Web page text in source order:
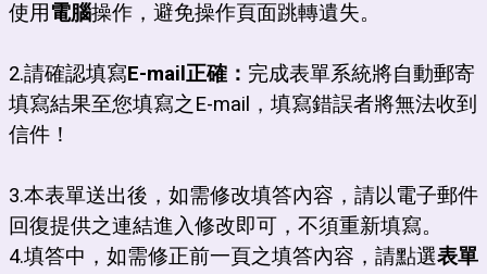
使用 電腦操作，避免操作頁面跳轉遺失。
2.請確認填寫E-mail正確： 完成表單系統將自動郵寄
填寫結果至您填寫之E-mail，填寫錯誤者將無法收到
信件！
3.本表單送出後，如需修改填答內容，請以電子郵件
回復提供之連結進入修改即可，不須重新填寫。
4.填答中，如需修正前一頁之填答內容，請點選表單